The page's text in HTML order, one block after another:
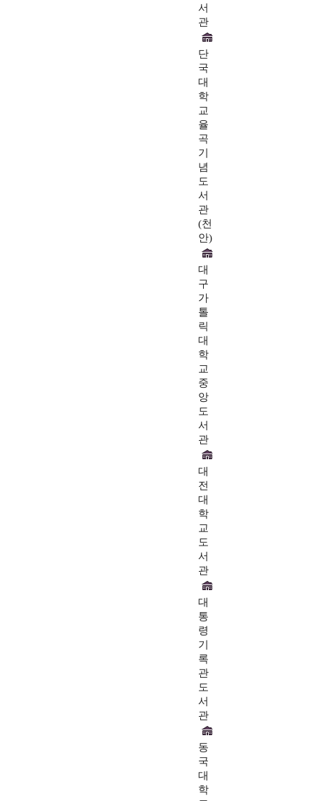
서
관
단
국
대
학
교
율
곡
기
념
도
서
관
(천
안)
대
구
가
톨
릭
대
학
교
중
앙
도
서
관
대
전
대
학
교
도
서
관
대
통
령
기
록
관
도
서
관
동
국
대
학